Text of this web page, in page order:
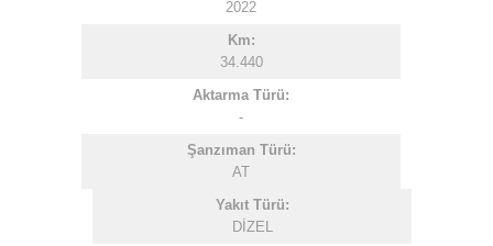
2022
Km:
34.440
Aktarma Türü:
-
Şanzıman Türü:
AT
Yakıt Türü:
DİZEL